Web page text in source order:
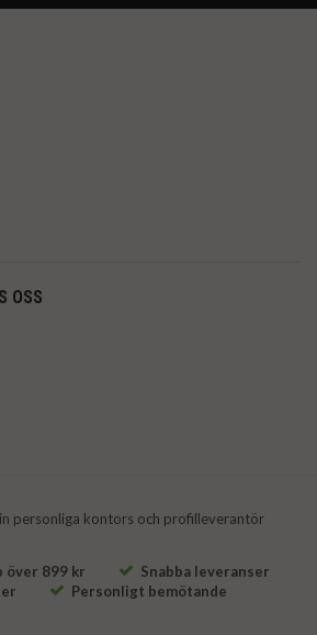
OSS
personliga kontors och profilleverantör
över 899 kr
Snabba leveranser
Personligt bemötande